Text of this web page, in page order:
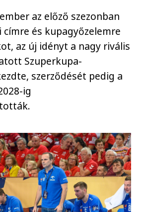
az előző szezonban
és kupagyőzelemre
az új idényt a nagy rivális
Szuperkupa-
szerződését pedig a
ig